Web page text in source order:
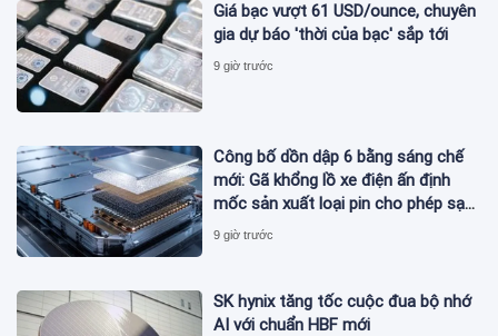
Giá bạc vượt 61 USD/ounce, chuyên
gia dự báo 'thời của bạc' sắp tới
9 giờ trước
Công bố dồn dập 6 bằng sáng chế
mới: Gã khổng lồ xe điện ấn định
mốc sản xuất loại pin cho phép sạc
1 lần đi từ Hà Nội đến TP.HCM
9 giờ trước
SK hynix tăng tốc cuộc đua bộ nhớ
AI với chuẩn HBF mới